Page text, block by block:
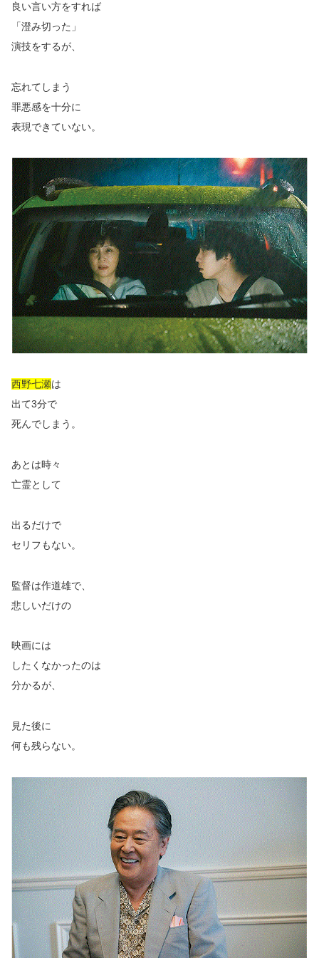
良い言い方をすれば
「澄み切った」
演技をするが、
忘れてしまう
罪悪感を十分に
表現できていない。
西野七瀬は
出て3分で
死んでしまう。
あとは時々
亡霊として
出るだけで
セリフもない。
監督は作道雄で、
悲しいだけの
映画には
したくなかったのは
分かるが、
見た後に
何も残らない。